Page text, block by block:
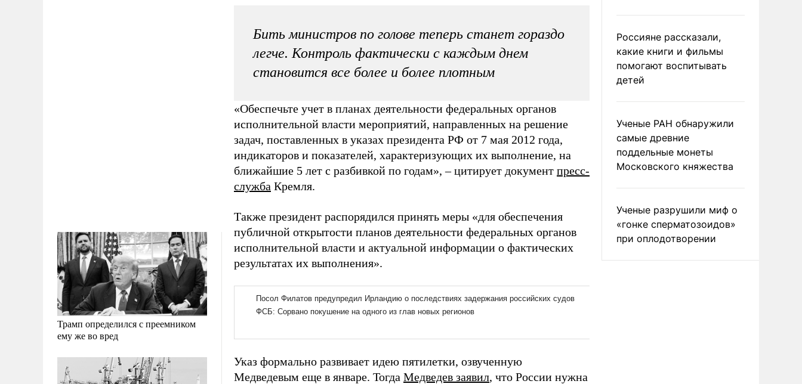
Трамп определился с преемником
ему же во вред
Бить министров по голове теперь станет гораздо
легче. Контроль фактически с каждым днем
становится все более и более плотным
«Обеспечьте учет в планах деятельности федеральных органов
исполнительной власти мероприятий, направленных на решение
задач, поставленных в указах президента РФ от 7 мая 2012 года,
индикаторов и показателей, характеризующих их выполнение, на
ближайшие 5 лет с разбивкой по годам», – цитирует документ пресс-
служба Кремля.
Также президент распорядился принять меры «для обеспечения
публичной открытости планов деятельности федеральных органов
исполнительной власти и актуальной информации о фактических
результатах их выполнения».
Указ формально развивает идею пятилетки, озвученную
Медведевым еще в январе. Тогда Медведев заявил, что России нужна
Россияне рассказали,
какие книги и фильмы
помогают воспитывать
детей
Ученые РАН обнаружили
самые древние
поддельные монеты
Московского княжества
Ученые разрушили миф о
«гонке сперматозоидов»
при оплодотворении